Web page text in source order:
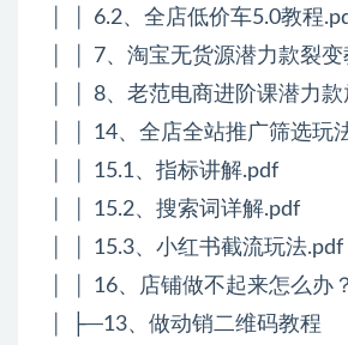
│ │ 6.2、全店低价车5.0教程
│ │ 7、淘宝无货源潜力款裂变
│ │ 8、老范电商进阶课潜力
│ │ 14、全店全站推广筛选玩
│ │ 15.1、指标讲解.pdf
│ │ 15.2、搜索词详解.pdf
│ │ 15.3、小红书截流玩法.pdf
│ │ 16、店铺做不起来怎么办
│ ├─13、做动销二维码教程